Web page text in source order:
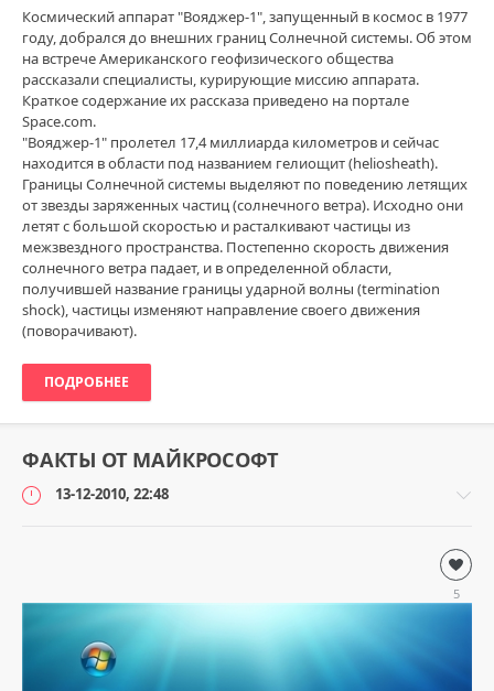
Космический аппарат "Вояджер-1", запущенный в космос в 1977
году, добрался до внешних границ Солнечной системы. Об этом
на встрече Американского геофизического общества
рассказали специалисты, курирующие миссию аппарата.
Краткое содержание их рассказа приведено на портале
Space.com.
"Вояджер-1" пролетел 17,4 миллиарда километров и сейчас
находится в области под названием гелиощит (heliosheath).
Границы Солнечной системы выделяют по поведению летящих
от звезды заряженных частиц (солнечного ветра). Исходно они
летят с большой скоростью и расталкивают частицы из
межзвездного пространства. Постепенно скорость движения
солнечного ветра падает, и в определенной области,
получившей название границы ударной волны (termination
shock), частицы изменяют направление своего движения
(поворачивают).
ПОДРОБНЕЕ
ФАКТЫ ОТ МАЙКРОСОФТ
13-12-2010, 22:48
5